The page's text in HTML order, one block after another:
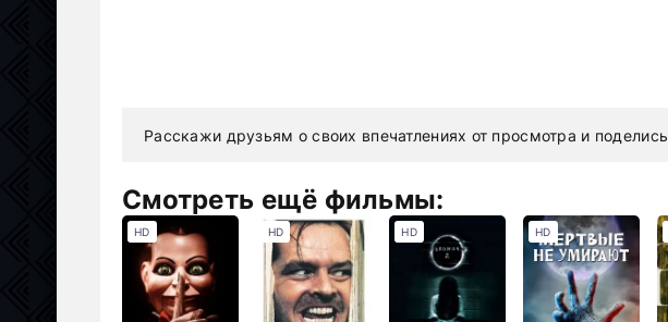
Расскажи друзьям о своих впечатлениях от просмотра и поделись
Смотреть ещё фильмы:
HD HD HD HD